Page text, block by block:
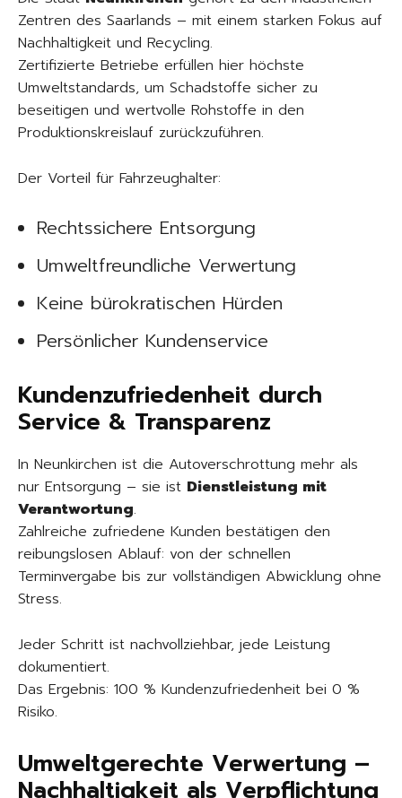
Zentren des Saarlands – mit einem starken Fokus auf
Nachhaltigkeit und Recycling.
Zertifizierte Betriebe erfüllen hier höchste
Umweltstandards, um Schadstoffe sicher zu
beseitigen und wertvolle Rohstoffe in den
Produktionskreislauf zurückzuführen.
Der Vorteil für Fahrzeughalter:
Rechtssichere Entsorgung
Umweltfreundliche Verwertung
Keine bürokratischen Hürden
Persönlicher Kundenservice
Kundenzufriedenheit durch
Service & Transparenz
In Neunkirchen ist die Autoverschrottung mehr als
nur Entsorgung – sie ist Dienstleistung mit
Verantwortung.
Zahlreiche zufriedene Kunden bestätigen den
reibungslosen Ablauf: von der schnellen
Terminvergabe bis zur vollständigen Abwicklung ohne
Stress.
Jeder Schritt ist nachvollziehbar, jede Leistung
dokumentiert.
Das Ergebnis: 100 % Kundenzufriedenheit bei 0 %
Risiko.
Umweltgerechte Verwertung –
Nachhaltigkeit als Verpflichtung